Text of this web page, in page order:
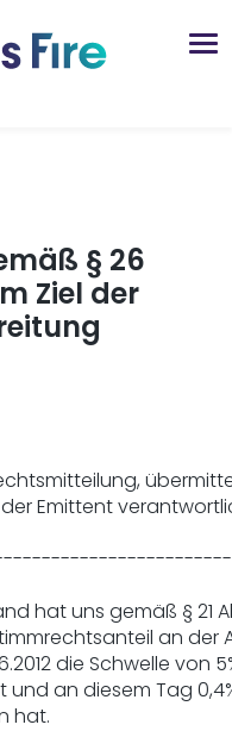
§ 26
Ziel der
Emittent
hat uns gemäß § 21
an der
die Schwelle von
an diesem Tag
hat.